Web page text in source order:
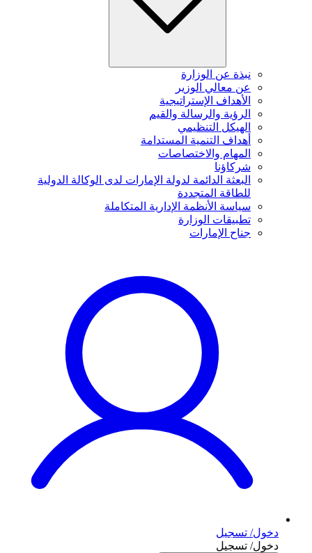
نبذة عن الوزارة
عن معالي الوزير
الأهداف الإستراتيجية
الرؤية والرسالة والقيم
الهيكل التنظيمي
أهداف التنمية المستدامة
المهام والاختصاصات
شركاؤنا
البعثة الدائمة لدولة الإمارات لدى الوكالة الدولية
للطاقة المتجددة
سياسة الأنظمة الإدارية المتكاملة
تطبيقات الوزارة
جناح الإمارات
دخول/ تسجيل
دخول/ تسجيل